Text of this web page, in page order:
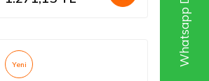
Yeni